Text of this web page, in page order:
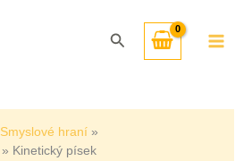
Hledat
Smyslové hraní
Kinetický písek
nejnovějších